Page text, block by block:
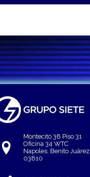
Montecito 38 Piso 31
Oficina 34 WTC
Napoles, Benito Juárez
03810